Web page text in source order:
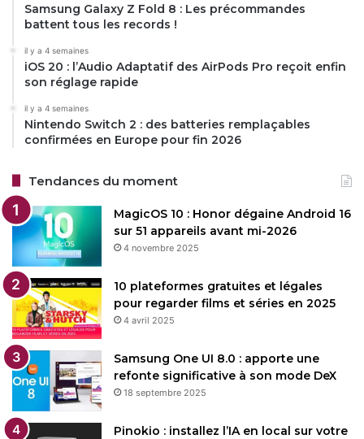
Samsung Galaxy Z Fold 8 : Les précommandes
battent tous les records !
il y a 4 semaines
iOS 20 : l’Audio Adaptatif des AirPods Pro reçoit enfin
son réglage rapide
il y a 4 semaines
Nintendo Switch 2 : des batteries remplaçables
confirmées en Europe pour fin 2026
Tendances du moment
MagicOS 10 : Honor dégaine Android 16
sur 51 appareils avant mi-2026
4 novembre 2025
10 plateformes gratuites et légales
pour regarder films et séries en 2025
4 avril 2025
Samsung One UI 8.0 : apporte une
refonte significative à son mode DeX
18 septembre 2025
Pinokio : installez l’IA en local sur votre